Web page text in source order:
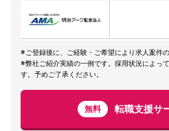
※ご登録後に、ご経験・ご希望により求人案件の
※弊社ご紹介実績の一例です。採用状況によっ
す。予めご了承ください。
無料 転職支援サ